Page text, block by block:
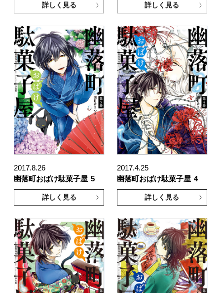
詳しく見る 詳しく見る
2017.8.26
幽落町おばけ駄菓子屋 5
詳しく見る
2017.4.25
幽落町おばけ駄菓子屋 4
詳しく見る